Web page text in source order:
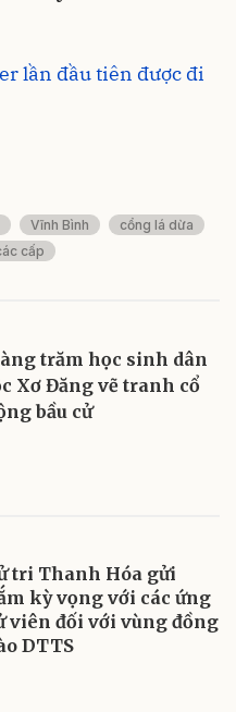
lần đầu tiên được đi
Vĩnh Bình
cổng lá dừa
cấp
trăm học sinh dân
Xơ Đăng vẽ tranh cổ
bầu cử
tri Thanh Hóa gửi
kỳ vọng với các ứng
viên đối với vùng đồng
DTTS